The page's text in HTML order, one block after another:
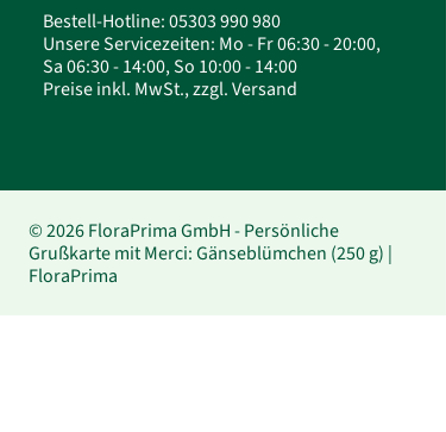
Bestell-Hotline: 05303 990 980
Unsere Servicezeiten: Mo - Fr 06:30 - 20:00,
Sa 06:30 - 14:00, So 10:00 - 14:00
Preise inkl. MwSt., zzgl. Versand
© 2026 FloraPrima GmbH - Persönliche
Grußkarte mit Merci: Gänseblümchen (250 g) |
FloraPrima